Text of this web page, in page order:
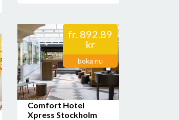
fr. 892.89
kr
boka nu
Comfort Hotel
Xpress Stockholm